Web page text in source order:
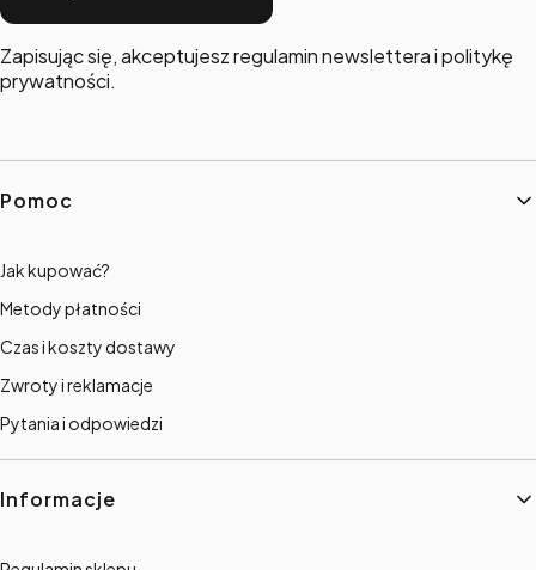
Zapisując się, akceptujesz regulamin newslettera i politykę
prywatności.
Linki w stopce
Pomoc
Jak kupować?
Metody płatności
Czas i koszty dostawy
Zwroty i reklamacje
Pytania i odpowiedzi
Informacje